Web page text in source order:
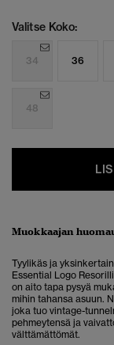
Valitse Koko:
34 36
48
Muokkaajan
Tyylikäs ja
Essential Logo
on aito tapa pysyä
mihin tahansa asuun.
joka tuo vintage-
pehmeytensä ja
välttämättömät.